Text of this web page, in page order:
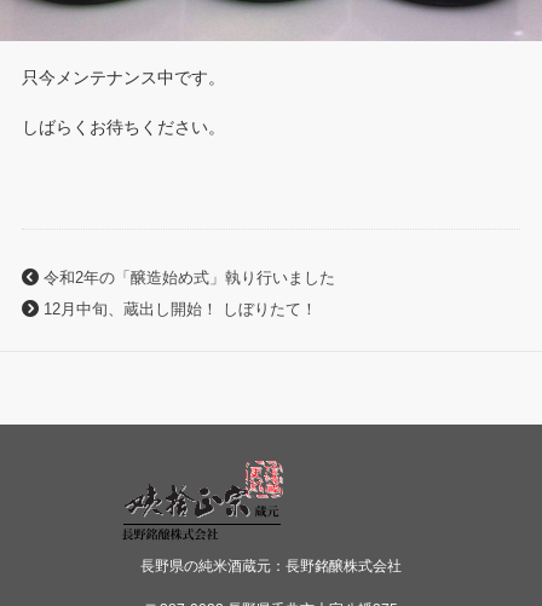
只今メンテナンス中です。
しばらくお待ちください。
令和2年の「醸造始め式」執り行いました
12月中旬、蔵出し開始！ しぼりたて！
長野県の純米酒蔵元：長野銘醸株式会社